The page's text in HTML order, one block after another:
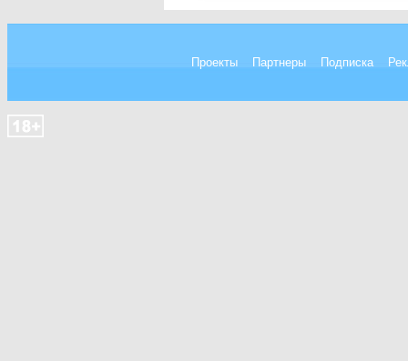
Проекты Партнеры Подписка